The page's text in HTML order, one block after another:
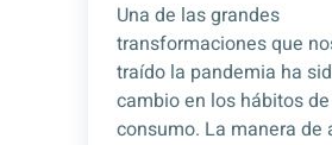
Una de las grandes
transformaciones que
traído la pandemia ha
cambio en los hábitos de
consumo. La manera de